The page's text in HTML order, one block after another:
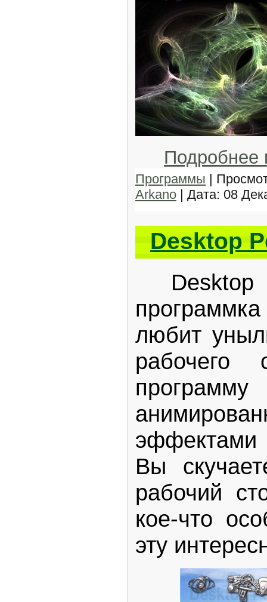
Подробнее
Программы |
Arkano | Дата: 08
Desktop
Desktop
любит
рабочего
программу
эффектами
Вы
рабочий
кое-что
эту